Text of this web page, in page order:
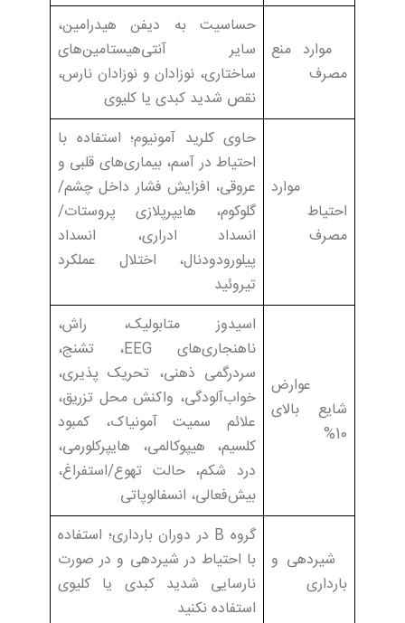
موارد منع
مصرف
حساسیت به دیفن هیدرامین،
سایر آنتی‌هیستامین‌های
ساختاری، نوزادان و نوزادان نارس،
نقص شدید کبدی یا کلیوی
موارد
احتیاط
مصرف
حاوی کلرید آمونیوم؛ استفاده با
احتیاط در آسم، بیماری‌های قلبی و
عروقی، افزایش فشار داخل چشم/
گلوکوم، هایپرپلازی پروستات/
انسداد ادراری، انسداد
پیلورودودنال، اختلال عملکرد
تیروئید
عوارض
شایع بالای
10%
اسیدوز متابولیک، راش،
ناهنجاری‌های EEG، تشنج،
سردرگمی ذهنی، تحریک پذیری،
خواب‌آلودگی، واکنش محل تزریق،
علائم سمیت آمونیاک، کمبود
کلسیم، هیپوکالمی، هایپرکلورمی،
درد شکم، حالت تهوع/استفراغ،
بیش‌فعالی، انسفالوپاتی
شیردهی و
بارداری
گروه B در دوران بارداری؛ استفاده
با احتیاط در شیردهی و در صورت
نارسایی شدید کبدی یا کلیوی
استفاده نکنید